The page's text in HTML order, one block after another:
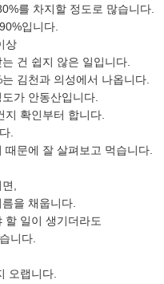
를 차지할 정도로 많습니다.
입니다.
상
건 쉽지 않은 일입니다.
김천과 의성에서 나옵니다.
가 안동산입니다.
확인부터 합니다.
.
문에 잘 살펴보고 먹습니다.
,
을 채웁니다.
할 일이 생기더라도
니다.
오랩니다.